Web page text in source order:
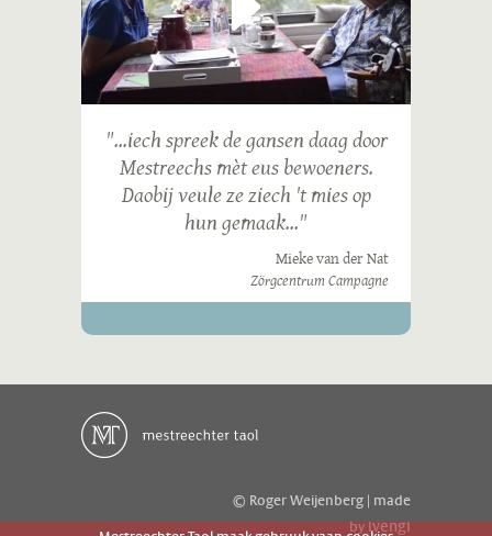
"...iech spreek de gansen daag door
Mestreechs mèt eus bewoeners.
Daobij veule ze ziech 't mies op
hun gemaak..."
Mieke van der Nat
Zörgcentrum Campagne
© Roger Weijenberg | made
byivengi